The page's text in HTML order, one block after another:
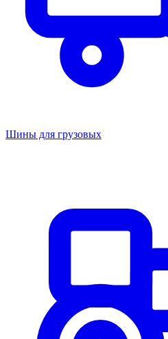
Шины для грузовых